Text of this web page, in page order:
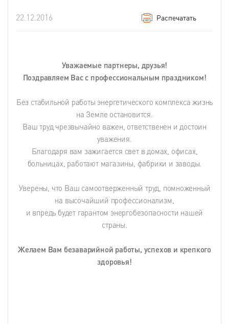
22.12.2016 Распечатать
Уважаемые партнеры, друзья!
Поздравляем Вас с профессиональным праздником!
Без стабильной работы энергетического комплекса жизнь
на Земле остановится.
Ваш труд чрезвычайно важен, ответственен и достоин
уважения.
Благодаря вам зажигается свет в домах, офисах,
больницах, работают магазины, фабрики и заводы.
Уверены, что Ваш самоотверженный труд, помноженный
на высочайший профессионализм,
и впредь будет гарантом энергобезопасности нашей
страны.
Желаем Вам безаварийной работы, успехов и крепкого
здоровья!